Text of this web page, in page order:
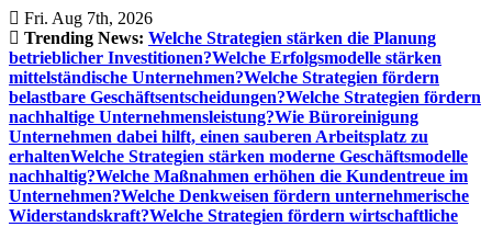
Skip
to
content
Fri. Aug 7th, 2026
Trending News: Welche Strategien stärken die Planung
betrieblicher Investitionen?Welche Erfolgsmodelle stärken
mittelständische Unternehmen?Welche Strategien fördern
belastbare Geschäftsentscheidungen?Welche Strategien fördern
nachhaltige Unternehmensleistung?Wie Büroreinigung
Unternehmen dabei hilft, einen sauberen Arbeitsplatz zu
erhaltenWelche Strategien stärken moderne Geschäftsmodelle
nachhaltig?Welche Maßnahmen erhöhen die Kundentreue im
Unternehmen?Welche Denkweisen fördern unternehmerische
Widerstandskraft?Welche Strategien fördern wirtschaftliche